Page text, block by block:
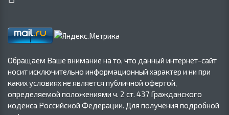
Обращаем Ваше внимание на то, что данный интернет-сайт
носит исключительно информационный характер и ни при
каких условиях не является публичной офертой,
определяемой положениями ч. 2 ст. 437 Гражданского
кодекса Российской Федерации. Для получения подробной